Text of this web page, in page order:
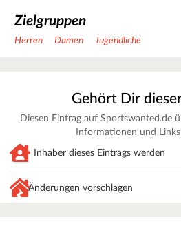
Zielgruppen
Herren Damen Jugendliche
Gehört Dir
Diesen Eintrag auf Sportswanted.de
Informationen und
Inhaber dieses Eintrags werden
Änderungen vorschlagen